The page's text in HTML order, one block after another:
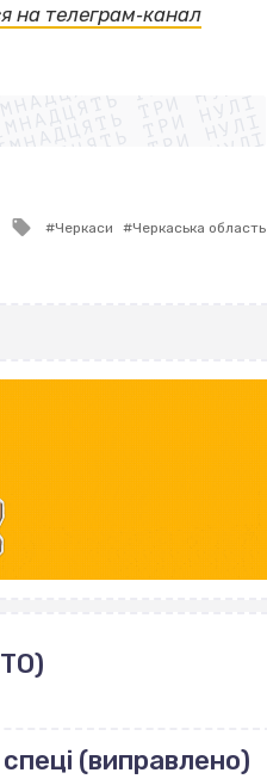
на телеграм‐канал
ТРИ НУЛІ
ТРИ НУЛІ
ТРИ НУЛІ
ТРИ НУЛІ
ТРИ НУЛІ
ТРИ НУЛІ
ТРИ НУЛІ
ВІСІМНАДЦЯТЬ ТРИ НУЛІ
Tagged
Черкаси Черкаська область
(виправлено)